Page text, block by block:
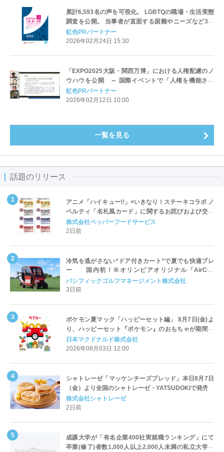
累計6,593名の声を可視化。 LGBTQの職場・生活実態
調査を公開。 当事者が直面する困難やニーズなど3年
分の変化・傾向を分析 LGBT理解増進法後も半数の職
場が「施策ゼロ」と判明
虹色PRパートナー
2026年02月24日 15:30
「EXPO2025大阪・関西万博」における人権配慮のノ
ウハウを公開 ～ 国際イベントで「人権を機能させ
る」ための知見を体系化 ～
虹色PRパートナー
2026年02月12日 10:00
一覧を見る
話題のリリース
アニメ「ハイキュー!!」×いきなり！ステーキコラボ ノ
ベルティ「名札風カード」に関するお詫びおよび交換
対応についてのご案内
株式会社ペッパーフードサービス
2日前
冷気を逃がさない“ドア付きカート”で夏でも快適プレ
ー 国内初！※オリンピアオリジナル「AirCon
Cart（エアコンカート）」導入 | ＰＧＭ
パシフィックゴルフマネージメント株式会社
3日前
ポケモン夏マック「ハッピーセット編」 8月7日(金)よ
り、ハッピーセット『ポケモン』のおもちゃが期間限
定登場
日本マクドナルド株式会社
2026年08月03日 12:00
シャトレーゼ「マッケンチーズブレッド」本日8月7日
（金）より全国のシャトレーゼ・YATSUDOKIで発売
株式会社シャトレーゼ
2日前
成蹊大学が「有名企業400社実就職ランキング」にて
卒業(修了)者数1,000人以上2,000人未満の私立大学で